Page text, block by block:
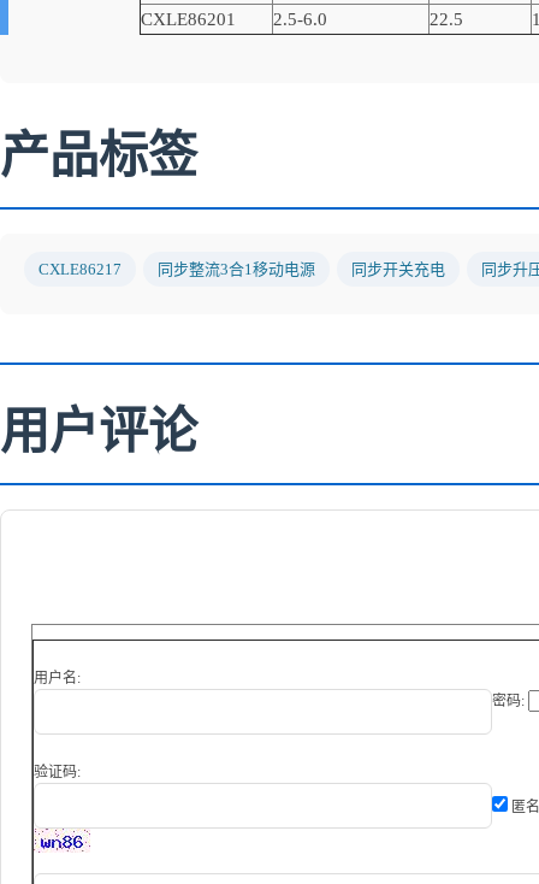
CXLE86201
2.5-6.0 22.5
产品标签
CXLE86217 同步整流3合1移动电源 同步开关充电 同步升
用户评论
用户名:
密码:
验证码:
匿